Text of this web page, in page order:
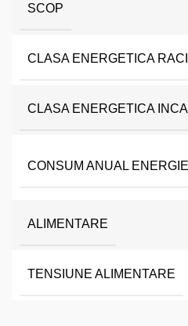
SCOP
CLASA ENERGETICA
CLASA ENERGETICA
CONSUM ANUAL
ALIMENTARE
TENSIUNE ALIMENTARE